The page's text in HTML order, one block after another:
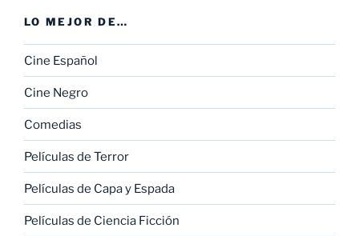
LO MEJOR DE…
Cine Español
Cine Negro
Comedias
Películas de Terror
Películas de Capa y Espada
Películas de Ciencia Ficción